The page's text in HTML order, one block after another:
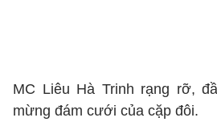
MC Liêu Hà Trinh rạng rỡ,
mừng đám cưới của cặp đôi.